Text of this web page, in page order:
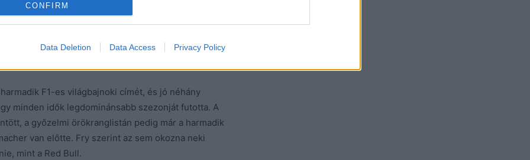
CONFIRM
Data Deletion Data Access Privacy Policy
megmutatja, hogy jelenleg ő a legjobb pilóta, és
is tudjon alkalmazkodni, és valószínűleg
F1-es világbajnoki címét, és jó néhány
minden idők legdominánsabb szezonját futotta. A
a győzelmi örökranglistán pedig már a harmadik
van előtte. Fry szerint az sem okozna neki
mint a Red Bull.